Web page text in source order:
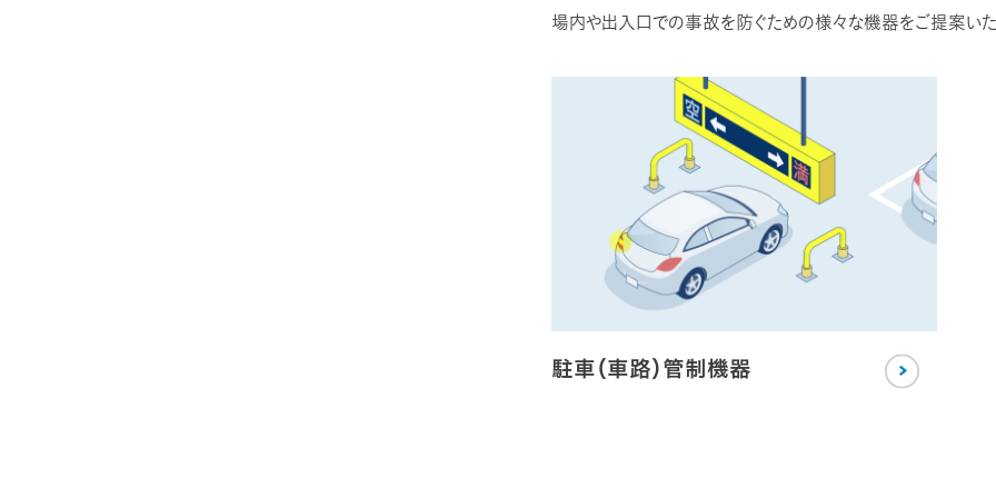
場内や出入口での事故を防ぐための様々な機器をご提案いた
駐車（車路）管制機器